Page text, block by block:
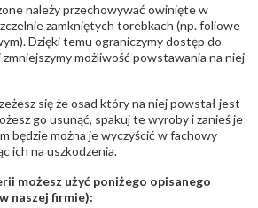
należy przechowywać owinięte w
zamkniętych torebkach (np. foliowe
Dzięki temu ograniczymy dostęp do
możliwość powstawania na niej
się że osad który na niej powstał jest
go usunąć, spakuj te wyroby i zanieś je
będzie można je wyczyścić w fachowy
ich na uszkodzenia.
możesz użyć poniżego opisanego
naszej firmie):